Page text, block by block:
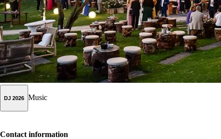
DJ 2026 Music
Contact information